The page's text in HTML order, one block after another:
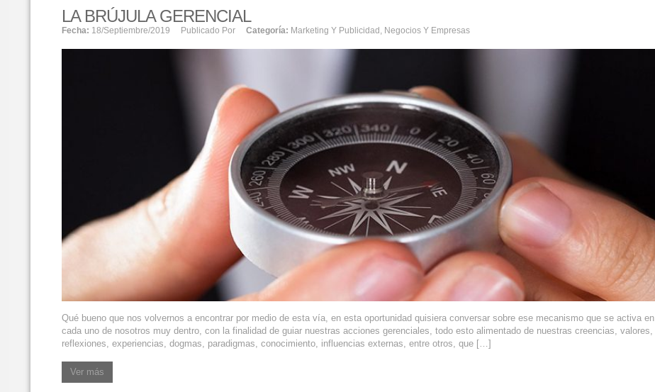
LA BRÚJULA GERENCIAL
Fecha: 18/septiembre/2019 Publicado Por Categoría: Marketing Y Publicidad , Negocios Y Empresas
Qué bueno que nos volvernos a encontrar por medio de esta vía, en esta oportunidad quisiera conversar sobre ese mecanismo que se activa en
cada uno de nosotros muy dentro, con la finalidad de guiar nuestras acciones gerenciales, todo esto alimentado de nuestras creencias, valores,
reflexiones, experiencias, dogmas, paradigmas, conocimiento, influencias externas, entre otros, que […]
Ver más